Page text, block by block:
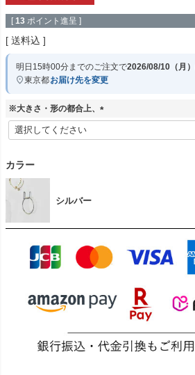
[ 13 ポイント進呈 ]
送料込
明日 15時00分までのご注文で2026/08/10（月）
東京都お届け先を変更
※大きさ・形の都合上、
(
カラー
シルバー